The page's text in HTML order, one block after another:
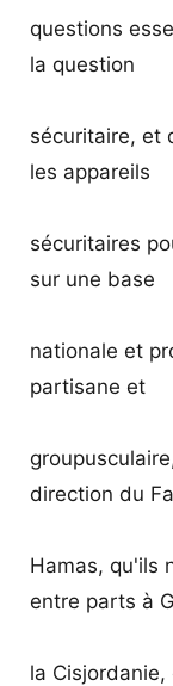
questions
la question
sécuritaire, et
les appareils
sécuritaires
sur une base
nationale et
partisane et
direction du
Hamas, qu'ils
entre parts à
la